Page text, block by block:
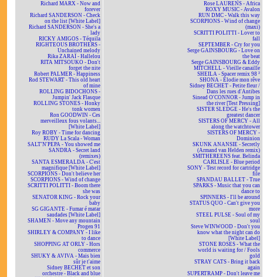
Richard MARX - Now and
forever
Richard SANDERSON - Check
on the list [White Label]
Richard SANDERSON - She's a
lady
RICKY AMIGOS - Téquila
RIGHTEOUS BROTHERS -
Unchained melody
Rika ZARAÏ - Hallelou
RITA MITSOUKO - Don't
forget the nite
Robert PALMER - Happiness
Rod STEWART - This old heart
of mine
ROLLING BIDOCHONS -
Jumpin' Jack Flasque
ROLLING STONES - Honky
tonk women
Ron GOODWIN - Ces
merveilleux fous volants...
[White Label]
Roy ROBY - Time for dancing
RUDY La Scala - Woman
SALT'N'PEPA - You showed me
SANDRA - Secret land
(remixes)
SANTA ESMERALDA - C'est
magnifique [White Label]
SCORPIONS - Don't believe her
SCORPIONS - Wind of change
SCRITTI POLITTI - Boom there
she was
SENATOR KING - Rock your
baby
SG GIGANTE - Fumar é matar
saudades [White Label]
SHAMEN - Move any mountain
Progen 91
SHIRLEY & COMPANY - I like
to dance
SHOPPING AT ORLY - Hors
commerce
SHUKY & AVIVA - Mais bien
sûr je t'aime
Sidney BECHET et son
orchestre - Black and blue
Rose LAURENS - Africa
ROXY MUSIC - Avalon
RUN DMC - Walk this way
SCORPIONS - Wind of change
(maxi)
SCRITTI POLITTI - Lover to
fall
SEPTEMBER - Cry for you
Serge GAINSBOURG - Love on
the beat
Serge GAINSBOURG & Eddy
MITCHELL - Vieille canaille
SHEILA - Spacer remix 98 ²
SHONA - Elodie mon rêve
Sidney BECHET - Petite fleur /
Dans les rues d'Antibes
Sinead O'CONNOR - Jump in
the river [Test Pressing]
SISTER SLEDGE - He's the
greatest dancer
SISTERS OF MERCY - All
along the watchtower
SISTERS OF MERCY -
Dominion
SKUNK ANANSIE - Secretly
(Armand van Helden remix)
SMITHEREENS feat. Belinda
CARLISLE - Blue period
SONY - Test record for cartridge
file
SPANDAU BALLET - True
SPARKS - Music that you can
dance to
SPINNERS - I'll be around
STATUS QUO - Can't give you
more
STEEL PULSE - Soul of my
soul
Steve WINWOOD - Don't you
know what the night can do
[White Label]
STONE ROSES - What the
world is waiting for / Fools
gold
STRAY CATS - Bring it back
again
SUPERTRAMP - Don't leave me